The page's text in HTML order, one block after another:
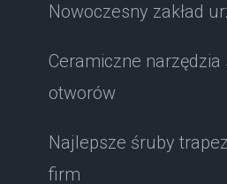
Nowoczesny zakład
Ceramiczne
otworów
Najlepsze śruby
firm